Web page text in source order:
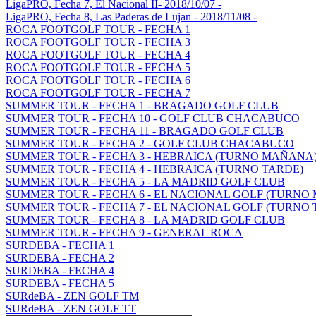
LigaPRO, Fecha 7, El Nacional II- 2018/10/07 -
LigaPRO, Fecha 8, Las Paderas de Lujan - 2018/11/08 -
ROCA FOOTGOLF TOUR - FECHA 1
ROCA FOOTGOLF TOUR - FECHA 3
ROCA FOOTGOLF TOUR - FECHA 4
ROCA FOOTGOLF TOUR - FECHA 5
ROCA FOOTGOLF TOUR - FECHA 6
ROCA FOOTGOLF TOUR - FECHA 7
SUMMER TOUR - FECHA 1 - BRAGADO GOLF CLUB
SUMMER TOUR - FECHA 10 - GOLF CLUB CHACABUCO
SUMMER TOUR - FECHA 11 - BRAGADO GOLF CLUB
SUMMER TOUR - FECHA 2 - GOLF CLUB CHACABUCO
SUMMER TOUR - FECHA 3 - HEBRAICA (TURNO
SUMMER TOUR - FECHA 4 - HEBRAICA (TURNO TARDE)
SUMMER TOUR - FECHA 5 - LA MADRID GOLF CLUB
SUMMER TOUR - FECHA 6 - EL NACIONAL GOLF
SUMMER TOUR - FECHA 7 - EL NACIONAL GOLF (TURNO
SUMMER TOUR - FECHA 8 - LA MADRID GOLF CLUB
SUMMER TOUR - FECHA 9 - GENERAL ROCA
SURDEBA - FECHA 1
SURDEBA - FECHA 2
SURDEBA - FECHA 4
SURDEBA - FECHA 5
SURdeBA - ZEN GOLF TM
SURdeBA - ZEN GOLF TT